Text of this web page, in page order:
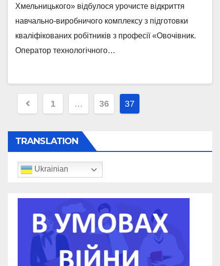
Хмельницького» відбулося урочисте відкриття
навчально-виробничого комплексу з підготовки
кваліфікованих робітників з професії «Овочівник.
Оператор технологічного…
1 … 36 37
TRANSLATION
Ukrainian